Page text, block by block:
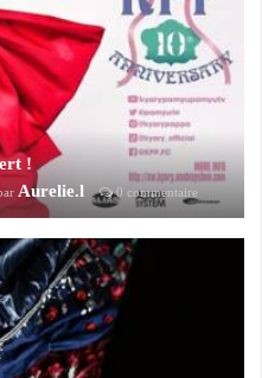
!
Aurelie.l 0 commentaire
Kyary Pamyu Pamyu sera en
à Paris.